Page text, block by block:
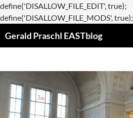
define('DISALLOW_FILE_EDIT', true);
define('DISALLOW_FILE_MODS', true);
Gerald Praschl EASTblog